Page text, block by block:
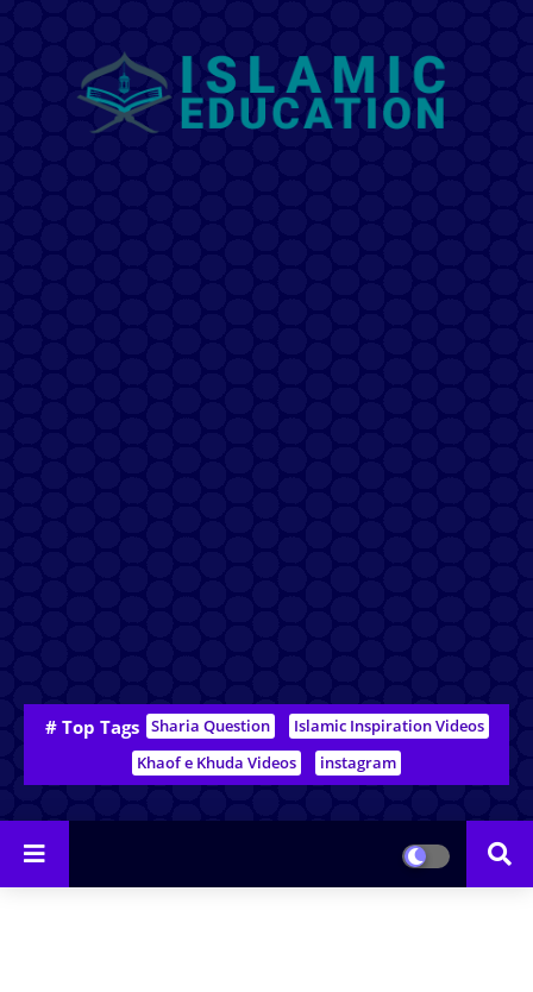
# Top Tags Sharia Question
Islamic Inspiration Videos
Khaof e Khuda Videos
instagram